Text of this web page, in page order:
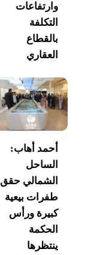
وارتفاعات
التكلفة
بالقطاع
العقاري
أحمد أهاب:
الساحل
الشمالي حقق
طفرات بيعية
كبيرة ورأس
الحكمة
ينتظرها